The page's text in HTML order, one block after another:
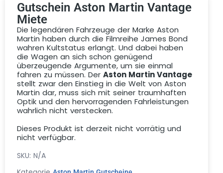
Gutschein
Gutschein Aston Martin Vantage
Miete
Die legendären Fahrzeuge der Marke Aston
Martin haben durch die Filmreihe James Bond
wahren Kultstatus erlangt. Und dabei haben
die Wagen an sich schon genügend
überzeugende Argumente, um sie einmal
fahren zu müssen. Der Aston Martin Vantage
stellt zwar den Einstieg in die Welt von Aston
Martin dar, muss sich mit seiner traumhaften
Optik und den hervorragenden Fahrleistungen
wahrlich nicht verstecken.
Dieses Produkt ist derzeit nicht vorrätig und
nicht verfügbar.
SKU: N/A